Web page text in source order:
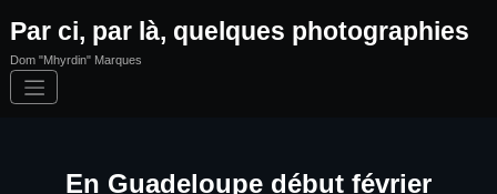
contenu
Par ci, par là, quelques photographies
Dom "Mhyrdin" Marques
En Guadeloupe début février